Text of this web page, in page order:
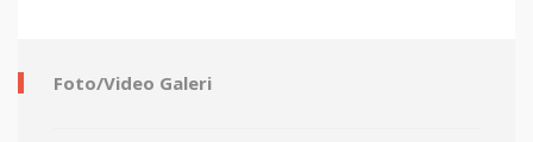
Foto/Video Galeri